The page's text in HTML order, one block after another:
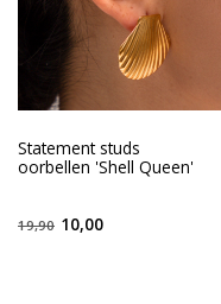
Statement studs
oorbellen 'Shell Queen'
19,90 10,00